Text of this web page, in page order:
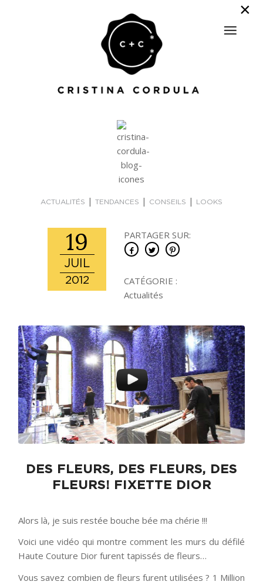
ACTUALITÉS | TENDANCES | CONSEILS | LOOKS
19
JUIL
2012
PARTAGER SUR:
CATÉGORIE :
Actualités
DES FLEURS, DES FLEURS, DES
FLEURS! FIXETTE DIOR
Alors là, je suis restée bouche bée ma chérie !!!
Voici une vidéo qui montre comment les murs du défilé
Haute Couture Dior furent tapissés de fleurs…
Vous savez combien de fleurs furent utilisées ? 1 Million